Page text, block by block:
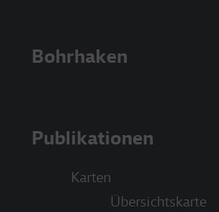
Bohrhaken
Publikationen
Karten
Übersichtskarte